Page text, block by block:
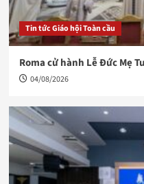
Tin tức Giáo hội Toàn cầu
Roma cử hành Lễ Đức Mẹ
04/08/2026